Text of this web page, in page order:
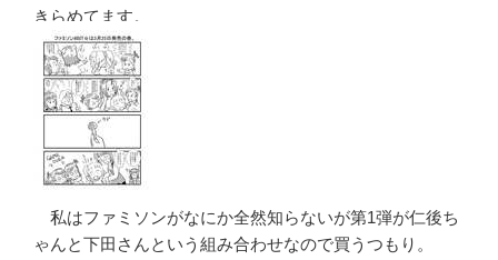
生
会
に
つ
い
て。”
の
きらめてます。
私はファミソンがなにか全然知らないが第1弾が仁後ち
ゃんと下田さんという組み合わせなので買うつもり。